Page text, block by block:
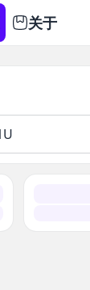
关于